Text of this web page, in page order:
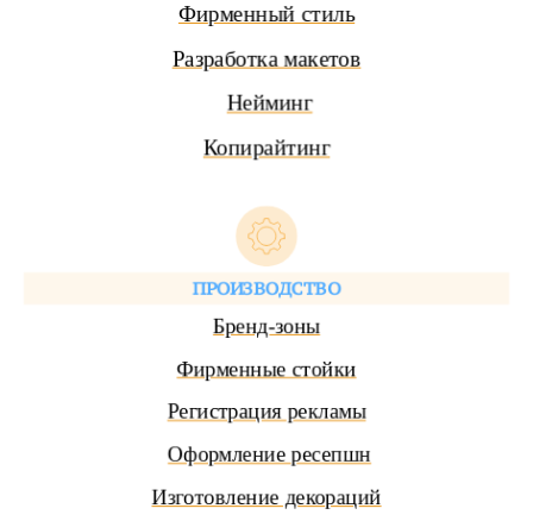
Фирменный стиль
Разработка макетов
Нейминг
Копирайтинг
ПРОИЗВОДСТВО
Бренд-зоны
Фирменные стойки
Регистрация рекламы
Оформление ресепшн
Изготовление декораций